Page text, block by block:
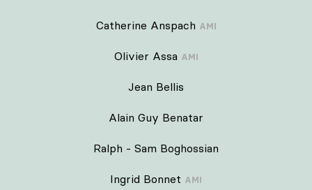
Catherine Anspach AMI
Olivier Assa AMI
Jean Bellis
Alain Guy Benatar
Ralph - Sam Boghossian
Ingrid Bonnet AMI